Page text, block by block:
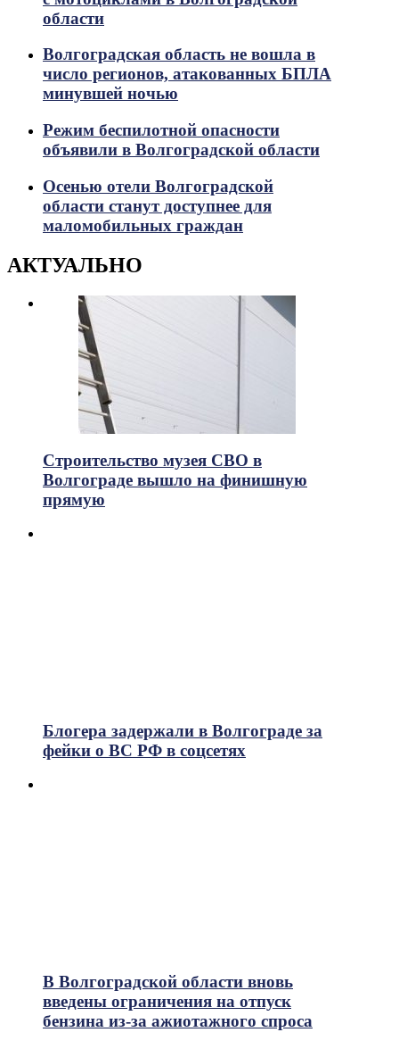
области
Волгоградская область не вошла в
число регионов, атакованных БПЛА
минувшей ночью
Режим беспилотной опасности
объявили в Волгоградской области
Осенью отели Волгоградской
области станут доступнее для
маломобильных граждан
АКТУАЛЬНО
Строительство музея СВО в
Волгограде вышло на финишную
прямую
Блогера задержали в Волгограде за
фейки о ВС РФ в соцсетях
В Волгоградской области вновь
введены ограничения на отпуск
бензина из-за ажиотажного спроса